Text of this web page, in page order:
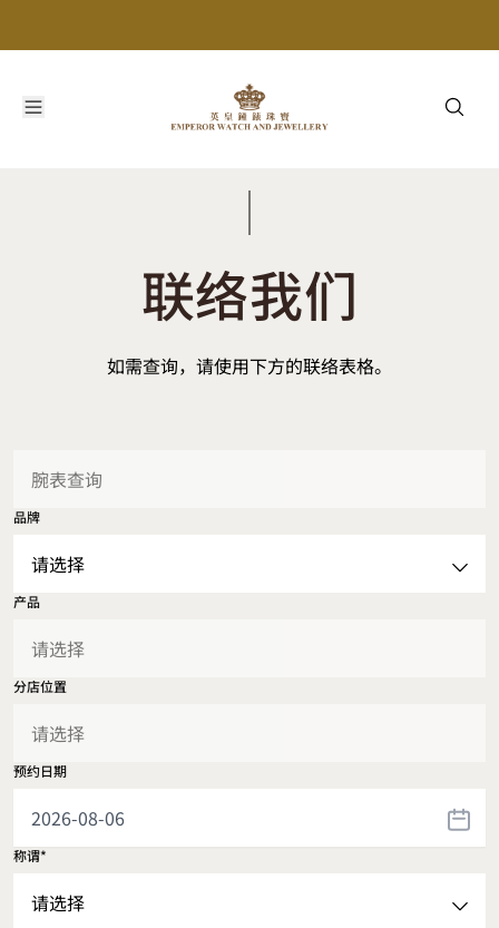
联络我们
如需查询，请使用下方的联络表格。
品牌
产品
分店位置
预约日期
称谓*